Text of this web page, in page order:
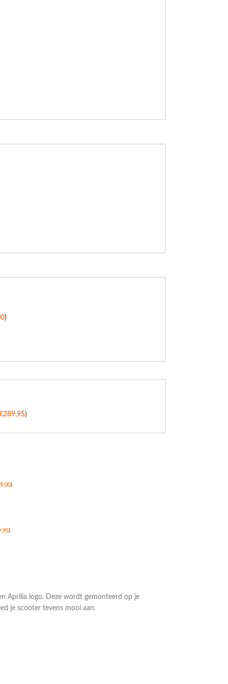
)
289,95)
)
)
Aprilia logo. Deze wordt gemonteerd op je
je scooter tevens mooi aan.